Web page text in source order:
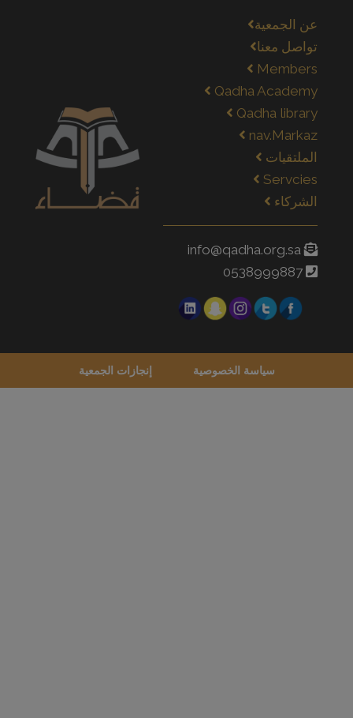
عن الجمعية
تواصل معنا
Members
Qadha Academy
Qadha library
nav.Markaz
الملتقيات
Servcies
الشركاء
info@qadha.org.sa
0538999887
سياسة الخصوصية إنجازات الجمعية